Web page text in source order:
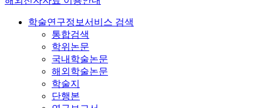
학술연구정보서비스 검색
통합검색
학위논문
국내학술논문
해외학술논문
학술지
단행본